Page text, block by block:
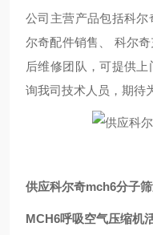
公司主营产品包括科
尔奇配件销售、 科尔
后维修团队，可提供
询我司技术人员，期待
供应科尔奇mch6分子
MCH6呼吸空气压缩机